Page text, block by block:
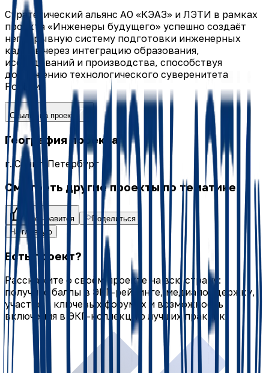
Стратегический альянс АО «КЭАЗ» и ЛЭТИ в рамках
проекта «Инженеры будущего» успешно создаёт
непрерывную систему подготовки инженерных
кадров через интеграцию образования,
исследований и производства, способствуя
достижению технологического суверенитета
России.
Ссылка на проект
География проекта
г. Санкт-Петербург
Смотреть другие проекты по тематике
Мне нравится
Поделиться
На главную
Есть проект?
Расскажите о своём проекте на всю страну:
получите баллы в ЭКГ-рейтинге, медиаподдержку,
участие в ключевых форумах и возможность
включения в ЭКГ-коллекцию лучших практик.